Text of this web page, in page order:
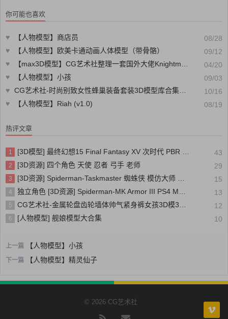
你可能也喜欢
♥ 【人物模型】商店员
08/28
♥
【人物模型】欧美卡通动画人体模型（带骨骼）
09/12
♥
【max3D模型】CG艺术社整理一套国外大佬Knightmare的max3D模型
04/20
♥
【人物模型】小孩
09/03
♥ CG艺术社-时尚别致女性蜂巢装备套装3D模型库合集CG模型库模型素材CG88艺术社
10/16
♥
【人物模型】Riah (v1.0) 08/19
热评文章
1 [3D模型] 最终幻想15 Final Fantasy XV 次时代 PBR 写实人物角色模型 43
2 [3D资源] 四个角色 天使 忍者 弓手 老师 29
3 [3D资源] Spiderman-Taskmaster 蜘蛛侠 模仿大师 装甲 15
4 独立角色 [3D资源] Spiderman-MK Armor III PS4 MK装甲三号 蜘蛛侠 13
5 CG艺术社-金属轮盘齿轮墙体帅气紧身裤女孩3D模3D CG模型库模型素材CG88艺术社 12
6 [人物模型] 舰娘模型大合集 10
上一篇 【人物模型】小孩
下一篇 【人物模型】精灵仙子
© 2026 CG艺术社